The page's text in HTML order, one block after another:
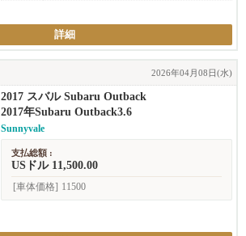
詳細
2026年04月08日(水)
2017 スバル Subaru Outback
2017年Subaru Outback3.6
Sunnyvale
支払総額 :
USドル 11,500.00
[車体価格] 11500